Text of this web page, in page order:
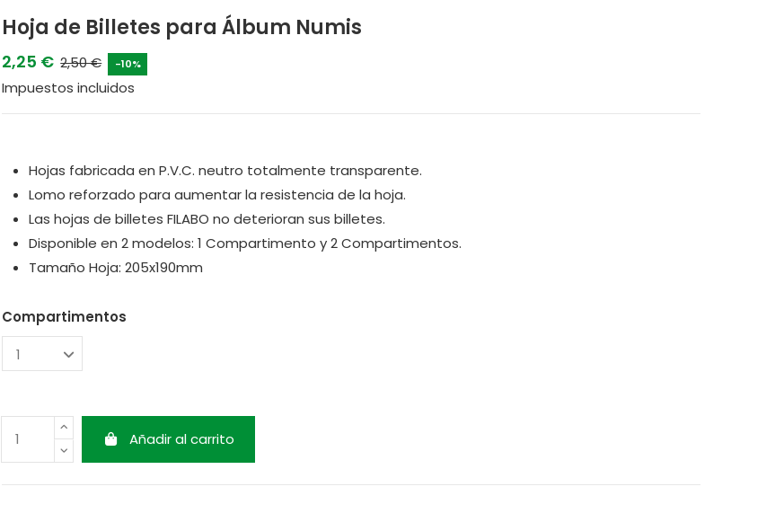
Hoja de Billetes para Álbum Numis
2,25 € 2,50 € -10%
Impuestos incluidos
Hojas fabricada en P.V.C. neutro totalmente transparente.
Lomo reforzado para aumentar la resistencia de la hoja.
Las hojas de billetes FILABO no deterioran sus billetes.
Disponible en 2 modelos: 1 Compartimento y 2 Compartimentos.
Tamaño Hoja: 205x190mm
Compartimentos
Añadir al carrito